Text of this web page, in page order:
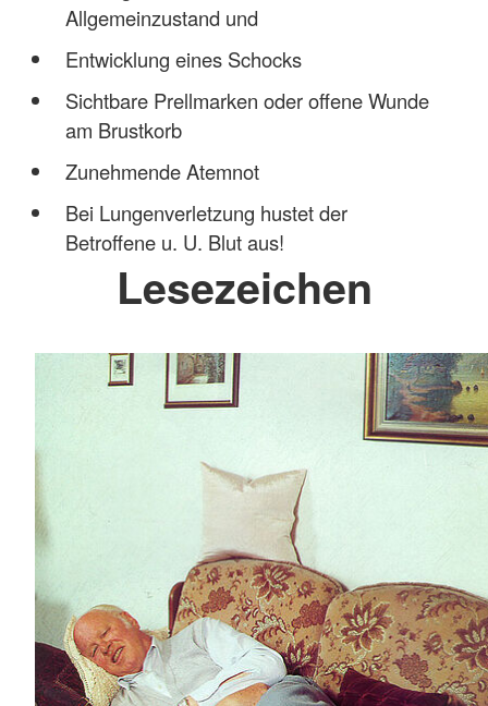
Allgemeinzustand und
Entwicklung eines Schocks
Sichtbare Prellmarken oder offene Wunde
am Brustkorb
Zunehmende Atemnot
Bei Lungenverletzung hustet der
Betroffene u. U. Blut aus!
Lesezeichen